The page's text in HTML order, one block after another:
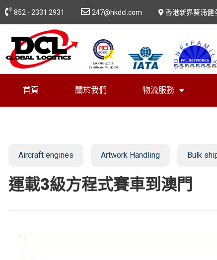
852 - 2331 2931 247@hkdcl.com 香港新界葵涌健
首頁 關於我們 物流服務
Aircraft engines Artwork Handling Bulk
運載3級方程式賽車到澳門